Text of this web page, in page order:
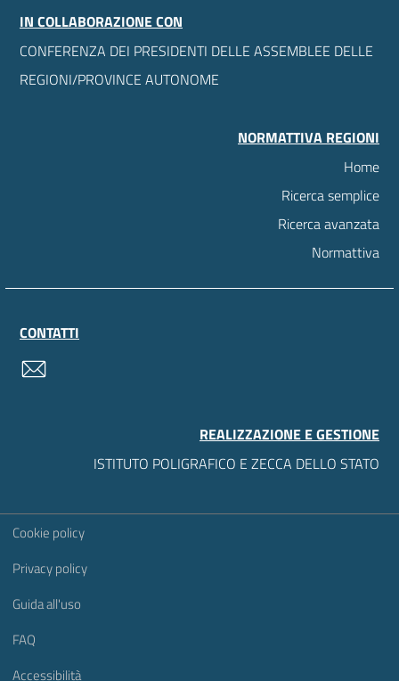
IN COLLABORAZIONE CON
CONFERENZA DEI PRESIDENTI DELLE ASSEMBLEE DELLE
REGIONI/PROVINCE AUTONOME
NORMATTIVA REGIONI
Home
Ricerca semplice
Ricerca avanzata
Normattiva
CONTATTI
REALIZZAZIONE E GESTIONE
ISTITUTO POLIGRAFICO E ZECCA DELLO STATO
Sezione Link Utili
Cookie policy
Privacy policy
Guida all'uso
FAQ
Accessibilità